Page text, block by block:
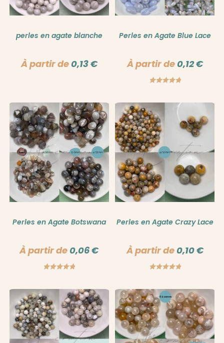
perles en agate blanche
À partir de 0,13€
Perles en Agate Blue Lace
À partir de 0,12€
Perles en Agate Botswana
À partir de 0,06€
Perles en Agate Crazy Lace
À partir de 0,10€